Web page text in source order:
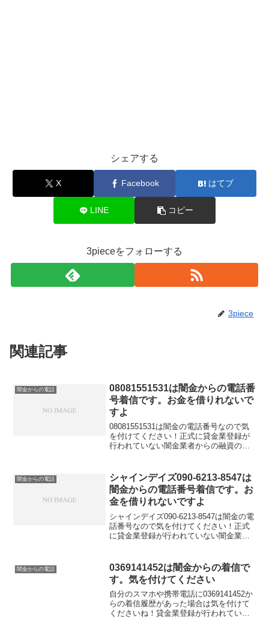
シェアする
X Facebook はてブ
LINE コピー
3pieceをフォローする
3piece
関連記事
闇金からの電話
08081551531は闇金からの電話番
号着信です。お金を借りれないで
すよ
08081551531は闇金の電話番号なので気
を付けてください！正式に貸金業登録が
行われていない闇金業者からの融資の勧
「今ならすぐにご融資可能なので条件だ
けでも聞いてくださ...
闇金からの電話
シャインデイズ090-6213-8547は
闇金からの電話番号着信です。お
金を借りれないですよ
シャインデイズ090-6213-8547は闇金の電
話番号なので気を付けてください！正式
に貸金業登録が行われていない闇金業者
ょうか？」「今ならすぐにご融資可能な
ので条件だ...
闇金からの電話
0369141452は闇金からの着信で
す。気を付けてください
自分のスマホや携帯電話に0369141452か
らの着信履歴があった場合は気を付けて
くださいね！貸金業登録が行われていな